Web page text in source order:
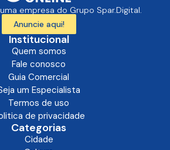
empresa do Grupo Spar.Digital.
Anuncie aqui!
Institucional
Quem somos
Fale conosco
Guia Comercial
um Especialista
Termos de uso
de privacidade
Categorias
Cidade